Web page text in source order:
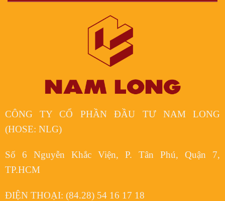
CÔNG TY CỔ PHẦN ĐẦU TƯ NAM LONG
(HOSE: NLG)
Số 6 Nguyễn Khắc Viện, P. Tân Phú, Quận 7,
TP.HCM
ĐIỆN THOẠI: (84.28) 54 16 17 18